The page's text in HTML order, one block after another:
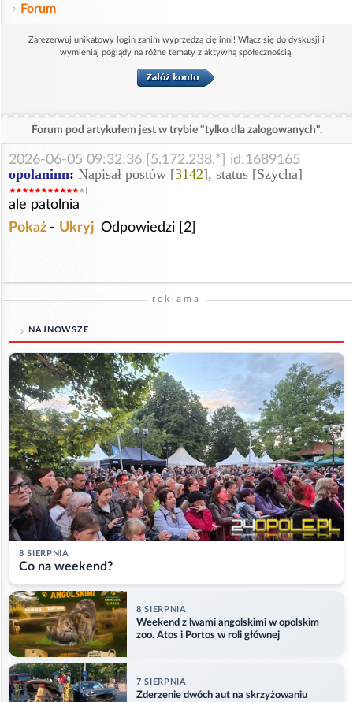
Forum
Zarezerwuj unikatowy login zanim wyprzedzą cię inni! Włącz się do dyskusji i
wymieniaj poglądy na różne tematy z aktywną społecznością.
Forum pod artykułem jest w trybie "tylko dla zalogowanych".
2026-06-05 09:32:36 [5.172.238.*] id:1689165
opolaninn: Napisał postów [3142], status [Szycha]
ale patolnia
Pokaż - Ukryj Odpowiedzi [2]
reklama
NAJNOWSZE
8 SIERPNIA
Co na weekend?
8 SIERPNIA
Weekend z lwami angolskimi w opolskim
zoo. Atos i Portos w roli głównej
7 SIERPNIA
Zderzenie dwóch aut na skrzyżowaniu